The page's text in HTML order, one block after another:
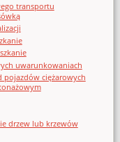
transportu
uwarunkowaniach
pojazdów ciężarowych
drzew lub krzewów